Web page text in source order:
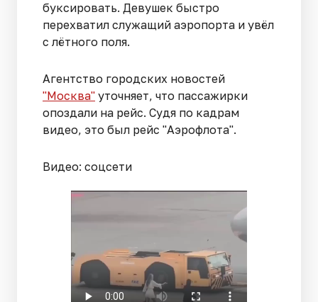
буксировать. Девушек быстро
перехватил служащий аэропорта и увёл
с лётного поля.
Агентство городских новостей
"Москва" уточняет, что пассажирки
опоздали на рейс. Судя по кадрам
видео, это был рейс "Аэрофлота".
Видео: соцсети